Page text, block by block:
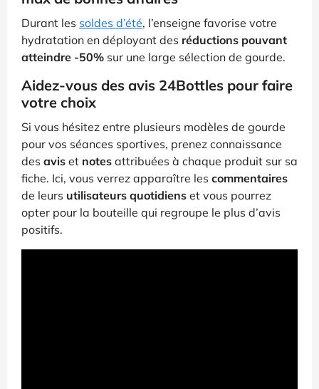
Durant les soldes d’été, l’enseigne favorise votre
hydratation en déployant des réductions pouvant
atteindre -50% sur une large sélection de gourde.
Aidez-vous des avis 24Bottles pour faire
votre choix
Si vous hésitez entre plusieurs modèles de gourde
pour vos séances sportives, prenez connaissance
des avis et notes attribuées à chaque produit sur sa
fiche. Ici, vous verrez apparaître les commentaires
de leurs utilisateurs quotidiens et vous pourrez
opter pour la bouteille qui regroupe le plus d’avis
positifs.